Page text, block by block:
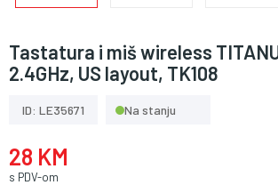
Tastatura i miš wireless
2.4GHz, US layout, TK108
ID: LE35671 Na stanju
28 KM
s PDV-om